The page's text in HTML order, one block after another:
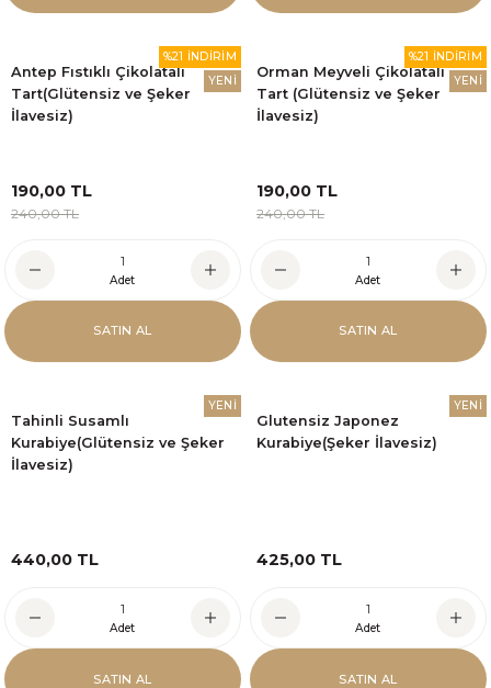
%21 İNDİRİM
YENİ
Antep Fıstıklı Çikolatalı
Tart(Glütensiz ve Şeker
İlavesiz)
190,00 TL
240,00 TL
Adet
SATIN AL
%21 İNDİRİM
YENİ
Orman Meyveli Çikolatalı
Tart (Glütensiz ve Şeker
İlavesiz)
190,00 TL
240,00 TL
Adet
SATIN AL
YENİ
Tahinli Susamlı
Kurabiye(Glütensiz ve Şeker
İlavesiz)
440,00 TL
Adet
SATIN AL
YENİ
Glutensiz Japonez
Kurabiye(Şeker İlavesiz)
425,00 TL
Adet
SATIN AL